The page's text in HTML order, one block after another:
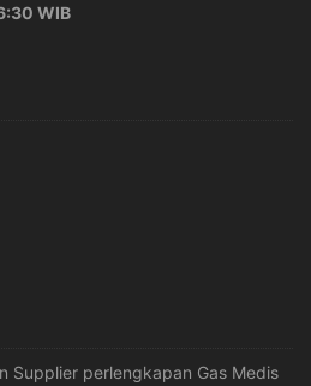
WIB
Supplier perlengkapan Gas Medis